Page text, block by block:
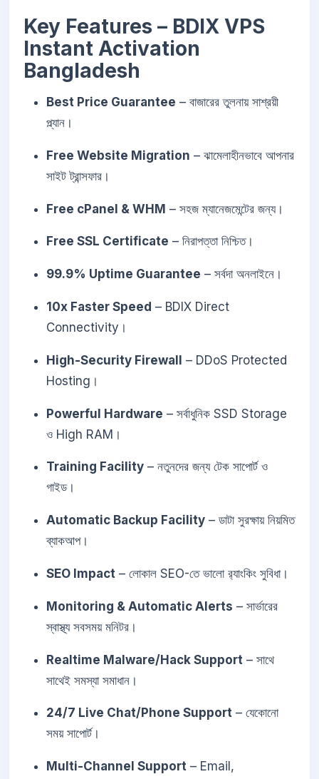
Key Features – BDIX VPS
Instant Activation
Bangladesh
Best Price Guarantee – বাজারের তুলনায় সাশ্রয়ী
প্ল্যান।
Free Website Migration – ঝামেলাহীনভাবে আপনার
সাইট ট্রান্সফার।
Free cPanel & WHM – সহজ ম্যানেজমেন্টের জন্য।
Free SSL Certificate – নিরাপত্তা নিশ্চিত।
99.9% Uptime Guarantee – সর্বদা অনলাইনে।
10x Faster Speed – BDIX Direct
Connectivity।
High-Security Firewall – DDoS Protected
Hosting।
Powerful Hardware – সর্বাধুনিক SSD Storage
ও High RAM।
Training Facility – নতুনদের জন্য টেক সাপোর্ট ও
গাইড।
Automatic Backup Facility – ডাটা সুরক্ষায় নিয়মিত
ব্যাকআপ।
SEO Impact – লোকাল SEO-তে ভালো র‍্যাংকিং সুবিধা।
Monitoring & Automatic Alerts – সার্ভারের
স্বাস্থ্য সবসময় মনিটর।
Realtime Malware/Hack Support – সাথে
সাথেই সমস্যা সমাধান।
24/7 Live Chat/Phone Support – যেকোনো
সময় সাপোর্ট।
Multi-Channel Support – Email,